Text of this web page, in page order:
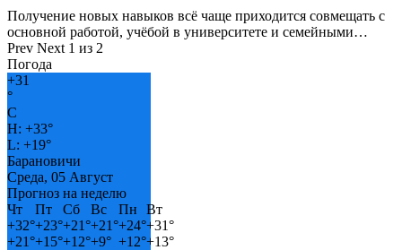
Получение новых навыков всё чаще приходится совмещать с
основной работой, учёбой в университете и семейными…
Prev Next 1 из 2
Погода
+31
°
C
H: +33°
L: +19°
Барановичи
Среда, 05 Август
Прогноз на неделю
Чт
Пт Сб Вс Пн
Вт
+32°+23°+21°+21°+24°+31°
+21°+15°+12°+9° +12°+13°